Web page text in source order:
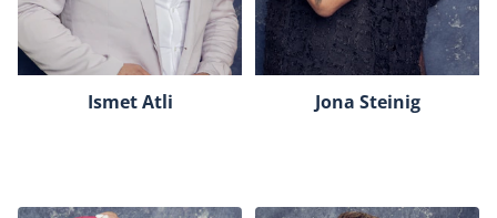
Ismet Atli Jona Steinig